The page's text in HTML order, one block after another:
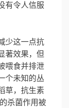
有令人信服
少这一点抗
著效果，但
喂食并排泄
个未知的丛
草，抗生素
杀菌作用被